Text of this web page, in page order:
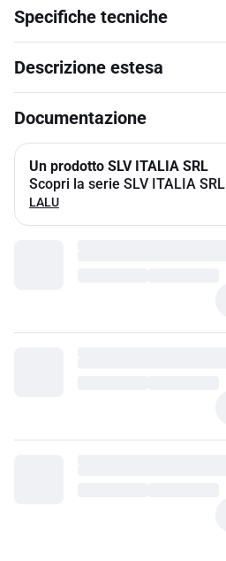
Specifiche tecniche
Descrizione estesa
Documentazione
Un prodotto SLV ITALIA SRL
Scopri la serie SLV ITALIA SRL
LALU